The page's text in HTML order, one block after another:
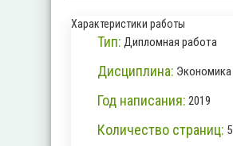
Характеристики работы
Тип: Дипломная работа
Дисциплина: Экономика
Год написания: 2019
Количество страниц: